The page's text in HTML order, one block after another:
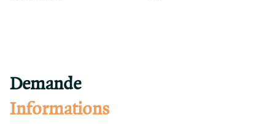
Demande
Informations